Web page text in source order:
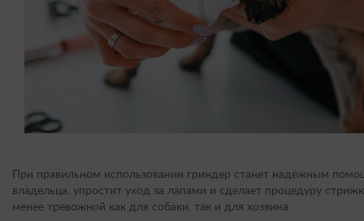
При правильном использовании гриндер станет надёжным
владельца, упростит уход за лапами и сделает процедуру
менее тревожной как для собаки, так и для хозяина.